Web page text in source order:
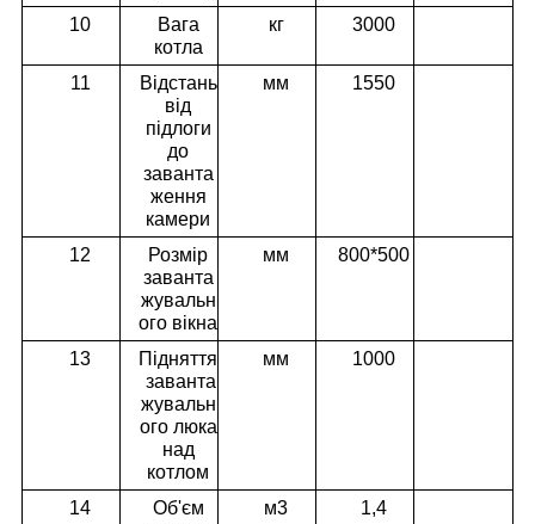
10
Вага
котла
кг 3000
11
Відстань
від
підлоги
до
заванта
ження
камери
мм 1550
12
Розмір
заванта
жувальн
ого вікна
мм 800*500
13
Підняття
заванта
жувальн
ого люка
над
котлом
мм 1000
14
Об'єм
м3 1,4